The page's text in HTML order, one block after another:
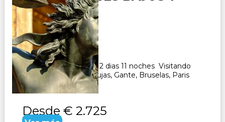
PARIS
Duración:
12 Días11Noches
Paquete Turistico de 12 dias 11 noches Visitando
Berlin, Amsterdam, Brujas, Gante, Bruselas, Paris
CONSULTAR
Desde € 2.725